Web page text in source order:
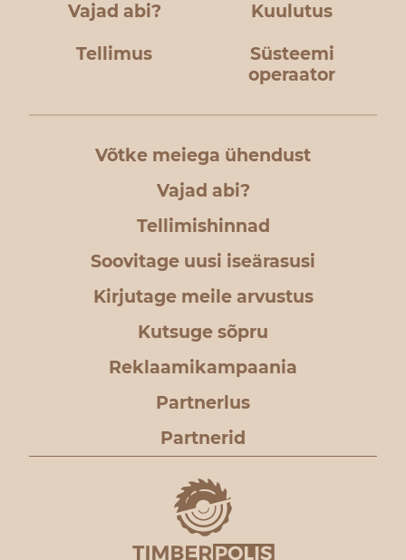
Vajad abi? Kuulutus
Tellimus
Süsteemi
operaator
Võtke meiega ühendust
Vajad abi?
Tellimishinnad
Soovitage uusi iseärasusi
Kirjutage meile arvustus
Kutsuge sõpru
Reklaamikampaania
Partnerlus
Partnerid